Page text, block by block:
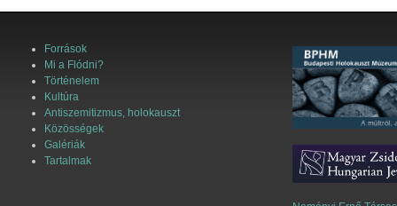
Források
Mi a Flódni?
Történelem
Kultúra
Antiszemitizmus, holokauszt
Közösségek
Galériák
Tartalmak